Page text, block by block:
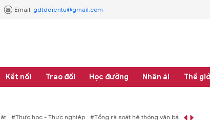
Email: gdtddientu@gmail.com
Kết nối Trao đổi Học đường Nhân ái Thế
#Thực học - Thực nghiệp #Tổng rà soát hệ thống văn bản quy